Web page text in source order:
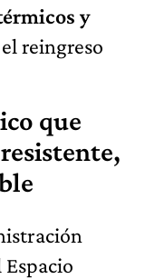
y
reingreso
que